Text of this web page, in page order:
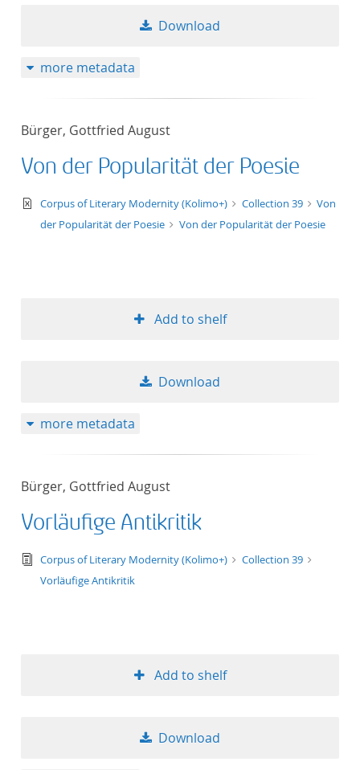
Download
more metadata
Bürger, Gottfried August
Von der Popularität der Poesie
text/xml
Corpus of Literary Modernity (Kolimo+) Collection 39
Von
der Popularität der Poesie
Von der Popularität der Poesie
Add to shelf
Download
more metadata
Bürger, Gottfried August
Vorläufige Antikritik
text/tg.edition+tg.aggregation+xml
Corpus of Literary Modernity (Kolimo+)
Collection 39
Vorläufige Antikritik
Add to shelf
Download